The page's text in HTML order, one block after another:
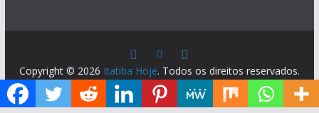
Copyright © 2026 Itatiba Hoje. Todos os direitos reservados.
Tema:ColorMag por ThemeGrill. Powered by WordPress